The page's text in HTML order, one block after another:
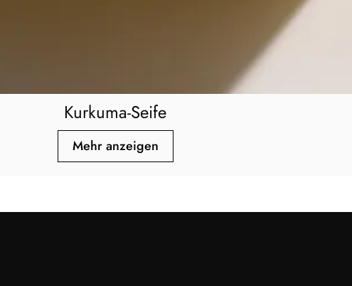
Kurkuma-Seife
Mehr anzeigen